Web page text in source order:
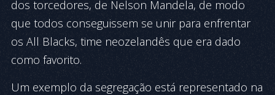
dos torcedores, de Nelson Mandela, de modo
que todos conseguissem se unir para enfrentar
os All Blacks, time neozelandês que era dado
como favorito.
Um exemplo da segregação está representado na